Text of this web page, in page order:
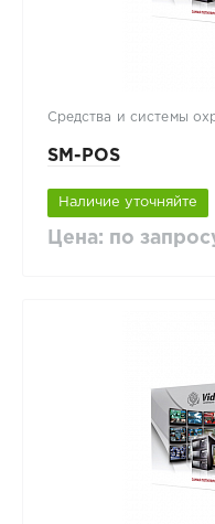
Средства и системы
SM-POS
Наличие уточняйте
Цена: по